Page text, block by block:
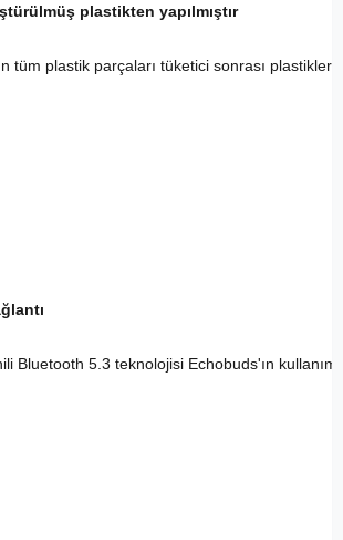
plastikten yapılmıştır
tüm plastik parçaları tüketici sonrası
Bluetooth 5.3 teknolojisi Echobuds'ın